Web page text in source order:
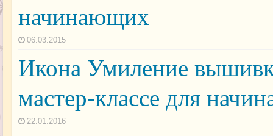
начинающих
06.03.2015
Икона Умиление
мастер-классе для
22.01.2016